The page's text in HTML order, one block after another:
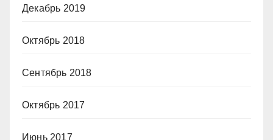
Декабрь 2019
Октябрь 2018
Сентябрь 2018
Октябрь 2017
Июнь 2017